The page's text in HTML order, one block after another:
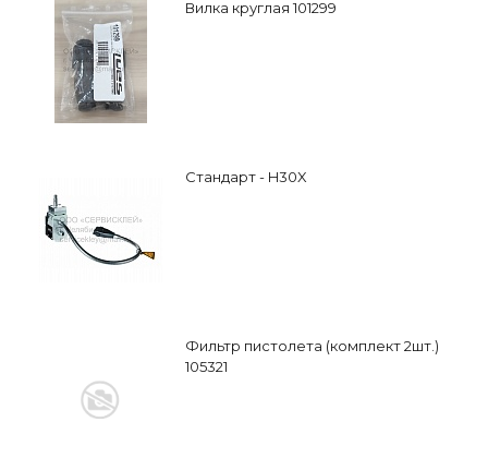
Вилка круглая 101299
Стандарт - H30X
Фильтр пистолета (комплект 2шт.)
105321